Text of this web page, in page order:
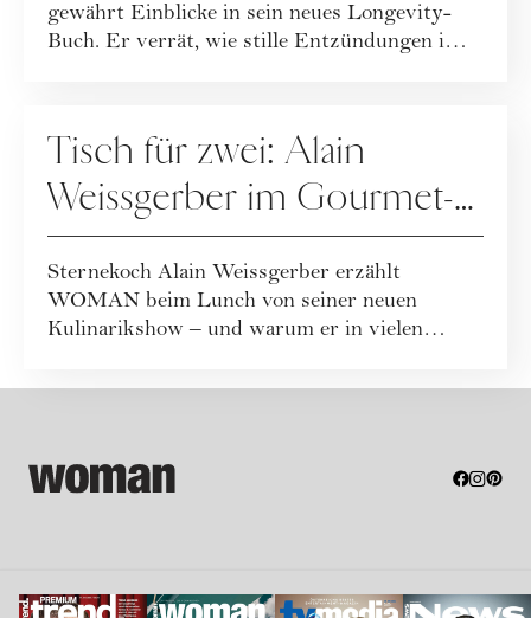
gewährt Einblicke in sein neues Longevity-
Buch. Er verrät, wie stille Entzündungen im
Tisch für zwei: Alain
Weissgerber im Gourmet-
Talk
Sternekoch Alain Weissgerber erzählt
WOMAN beim Lunch von seiner neuen
Kulinarikshow – und warum er in vielen